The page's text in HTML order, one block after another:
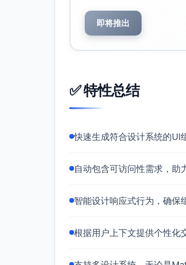
4. 桌面端用户的交互状
默认情况下，按钮
当用户将鼠标悬
Material Design
使用键盘Tab切换
按下状态（Pressed
即将推出
✅ 特性总结
快速生成符合设计系统的UI
自动包含可访问性需求，助
智能设计响应式行为，确保
根据用户上下文提供个性化